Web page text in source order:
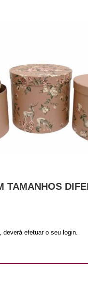
TAMANHOS
deverá efetuar o seu login.